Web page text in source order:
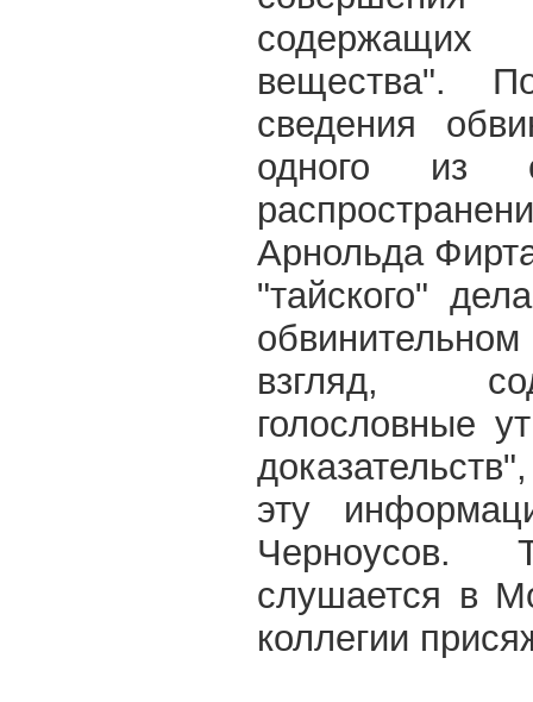
содержащих
вещества".
сведения
одного из
Арнольда
"тайского"
взгляд,
голословные
эту
Черноусов.
слушается в
коллегии